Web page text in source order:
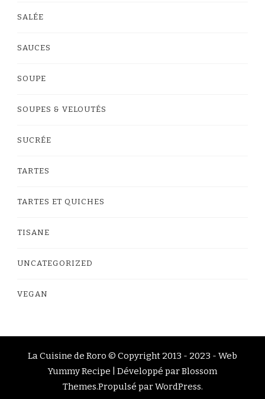
SALÉE
SAUCES
SOUPE
SOUPES & VELOUTÉS
SUCRÉE
TARTES
TARTES ET QUICHES
TISANE
UNCATEGORIZED
VEGAN
La Cuisine de Roro © Copyright 2013 - 2023 - Web
Yummy Recipe | Développé parBlossom
Themes.Propulsé parWordPress.